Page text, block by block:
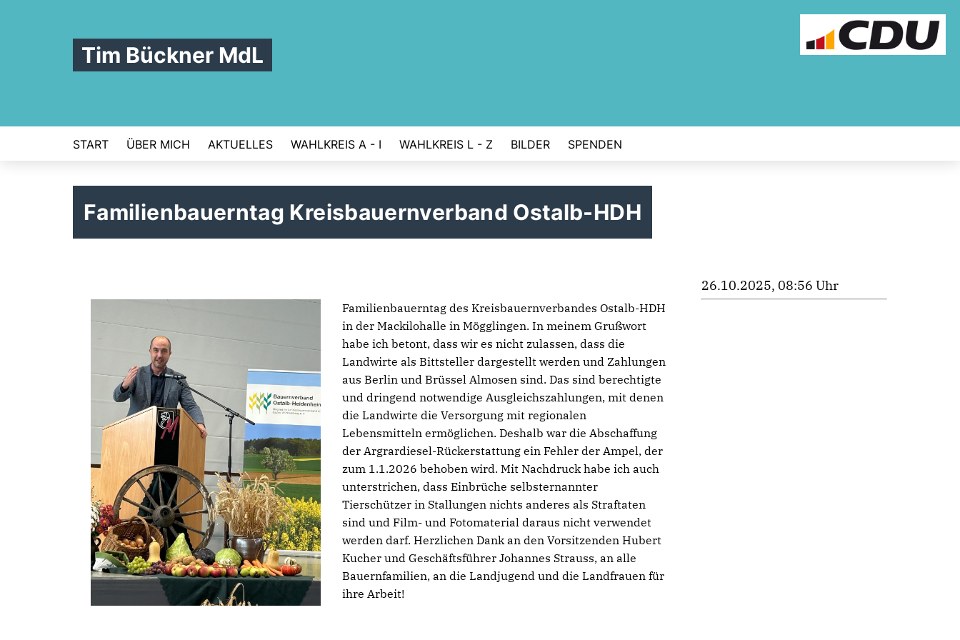
Tim Bückner MdL
START ÜBER MICH AKTUELLES WAHLKREIS A - I WAHLKREIS L - Z BILDER SPENDEN
Familienbauerntag Kreisbauernverband Ostalb-HDH
Familienbauerntag des Kreisbauernverbandes Ostalb-HDH
in der Mackilohalle in Mögglingen. In meinem Grußwort
habe ich betont, dass wir es nicht zulassen, dass die
Landwirte als Bittsteller dargestellt werden und Zahlungen
aus Berlin und Brüssel Almosen sind. Das sind berechtigte
und dringend notwendige Ausgleichszahlungen, mit denen
die Landwirte die Versorgung mit regionalen
Lebensmitteln ermöglichen. Deshalb war die Abschaffung
der Argrardiesel-Rückerstattung ein Fehler der Ampel, der
zum 1.1.2026 behoben wird. Mit Nachdruck habe ich auch
unterstrichen, dass Einbrüche selbsternannter
Tierschützer in Stallungen nichts anderes als Straftaten
sind und Film- und Fotomaterial daraus nicht verwendet
werden darf. Herzlichen Dank an den Vorsitzenden Hubert
Kucher und Geschäftsführer Johannes Strauss, an alle
Bauernfamilien, an die Landjugend und die Landfrauen für
ihre Arbeit!
26.10.2025, 08:56 Uhr